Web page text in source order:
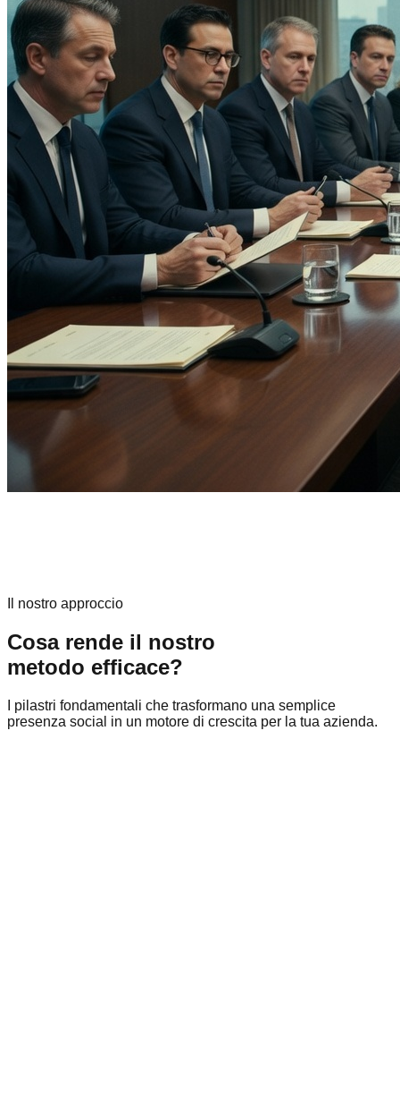
Il nostro approccio
Cosa rende il nostro
metodo efficace?
I pilastri fondamentali che trasformano una semplice
presenza social in un motore di crescita per la tua azienda.